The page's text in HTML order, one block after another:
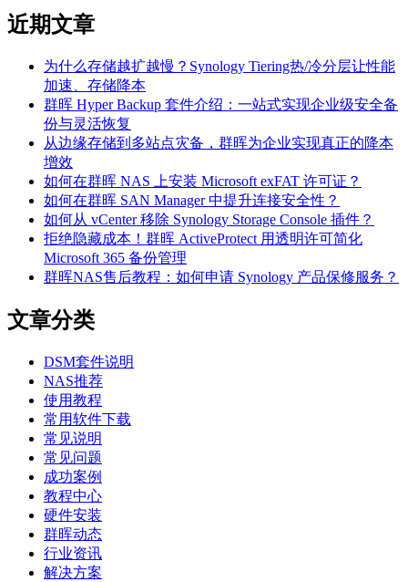
近期文章
为什么存储越扩越慢？Synology Tiering热/冷分层让性能
加速、存储降本
群晖 Hyper Backup 套件介绍：一站式实现企业级安全备
份与灵活恢复
从边缘存储到多站点灾备，群晖为企业实现真正的降本
增效
如何在群晖 NAS 上安装 Microsoft exFAT 许可证？
如何在群晖 SAN Manager 中提升连接安全性？
如何从 vCenter 移除 Synology Storage Console 插件？
拒绝隐藏成本！群晖 ActiveProtect 用透明许可简化
Microsoft 365 备份管理
群晖NAS售后教程：如何申请 Synology 产品保修服务？
文章分类
DSM套件说明
NAS推荐
使用教程
常用软件下载
常见说明
常见问题
成功案例
教程中心
硬件安装
群晖动态
行业资讯
解决方案